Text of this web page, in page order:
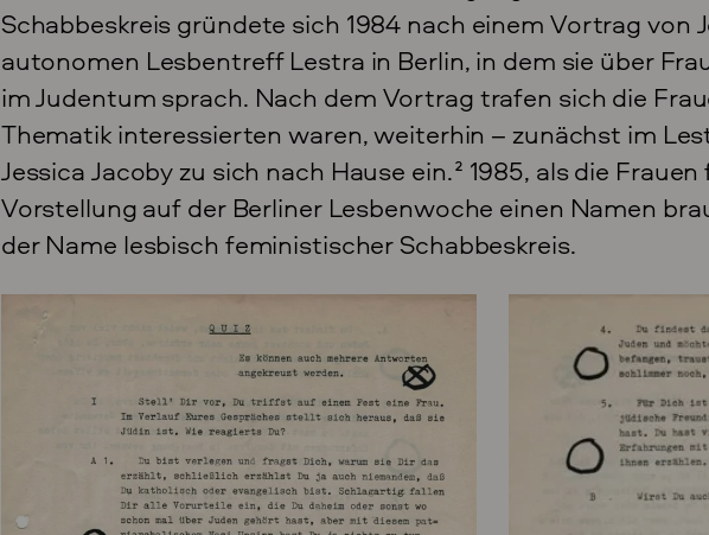
Schabbeskreis gründete sich 1984 nach einem Vortrag von
autonomen Lesbentreff Lestra in Berlin, in dem sie über
im Judentum sprach. Nach dem Vortrag trafen sich die
Thematik interessierten waren, weiterhin – zunächst im
Jessica Jacoby zu sich nach Hause ein.2 1985, als die
Vorstellung auf der Berliner Lesbenwoche einen Namen
der Name lesbisch feministischer Schabbeskreis.